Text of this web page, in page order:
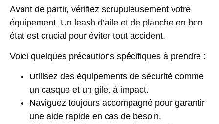
Avant de partir, vérifiez scrupuleusement votre
équipement. Un leash d’aile et de planche en bon
état est crucial pour éviter tout accident.
Voici quelques précautions spécifiques à prendre :
Utilisez des équipements de sécurité comme
un casque et un gilet à impact.
Naviguez toujours accompagné pour garantir
une aide rapide en cas de besoin.